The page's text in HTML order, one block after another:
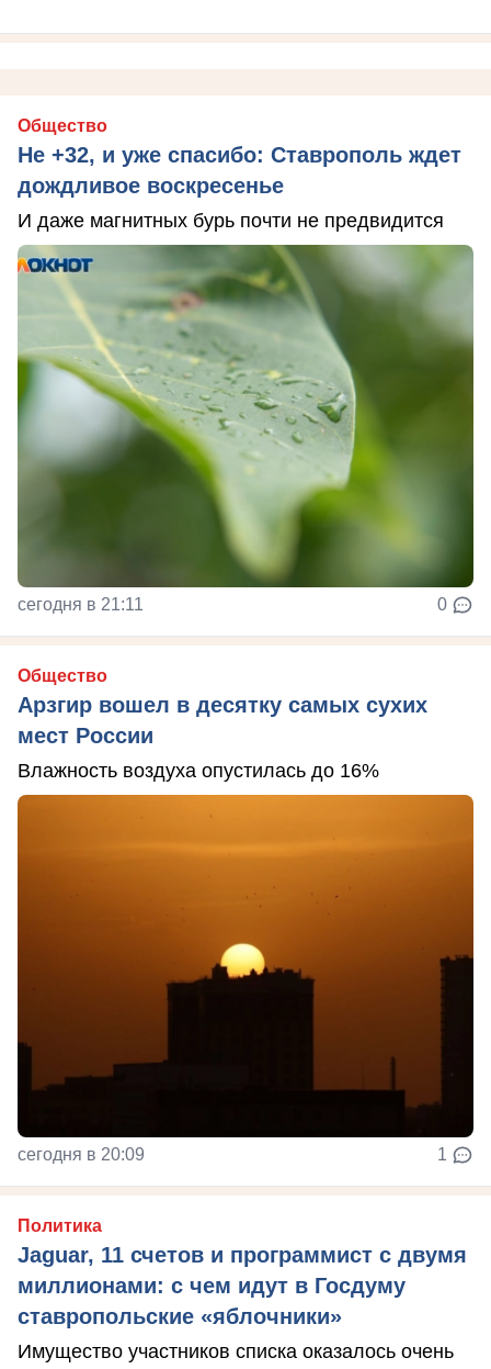
Общество
Не +32, и уже спасибо: Ставрополь ждет
дождливое воскресенье
И даже магнитных бурь почти не предвидится
сегодня в 21:11 0
Общество
Арзгир вошел в десятку самых сухих
мест России
Влажность воздуха опустилась до 16%
сегодня в 20:09 1
Политика
Jaguar, 11 счетов и программист с двумя
миллионами: с чем идут в Госдуму
ставропольские «яблочники»
Имущество участников списка оказалось очень